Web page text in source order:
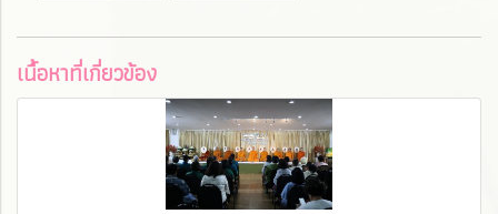
เนื้อหาที่เกี่ยวข้อง